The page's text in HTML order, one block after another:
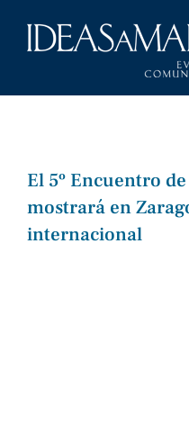
El 5º Encuentro
mostrará en
internacional